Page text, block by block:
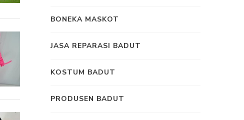
BONEKA MASKOT
JASA REPARASI BADUT
KOSTUM BADUT
PRODUSEN BADUT